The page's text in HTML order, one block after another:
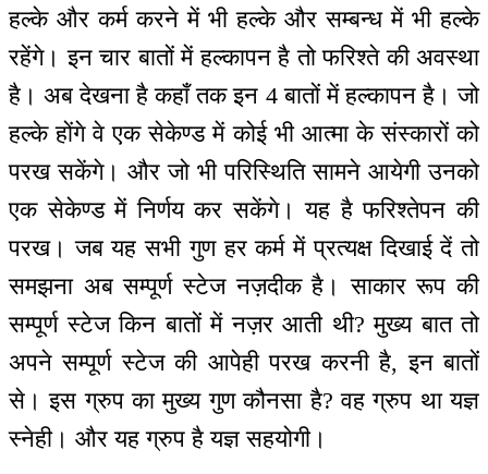
हल्के और कर्म करने में भी हल्के और सम्बन्ध में भी हल्के
रहेंगे। इन चार बातों में हल्कापन है तो फरिश्ते की अवस्था
है। अब देखना है कहाँ तक इन 4 बातों में हल्कापन है। जो
हल्के होंगे वे एक सेकेण्ड में कोई भी आत्मा के संस्कारों को
परख सकेंगे। और जो भी परिस्थिति सामने आयेगी उनको
एक सेकेण्ड में निर्णय कर सकेंगे। यह है फरिश्तेपन की
परख। जब यह सभी गुण हर कर्म में प्रत्यक्ष दिखाई दें तो
समझना अब सम्पूर्ण स्टेज नज़दीक है। साकार रूप की
सम्पूर्ण स्टेज किन बातों में नज़र आती थी? मुख्य बात तो
अपने सम्पूर्ण स्टेज की आपेही परख करनी है, इन बातों
से। इस ग्रुप का मुख्य गुण कौनसा है? वह ग्रुप था यज्ञ
स्नेही। और यह ग्रुप है यज्ञ सहयोगी।